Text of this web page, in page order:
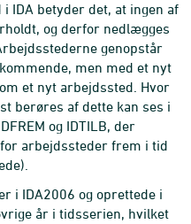
IDA betyder det, at ingen af
og derfor nedlægges
genopstår
men med et nyt
et nyt arbejdssted. Hvor
berøres af dette kan ses i
og IDTILB, der
arbejdssteder frem i tid
i IDA2006 og oprettede i
år i tidsserien, hvilket